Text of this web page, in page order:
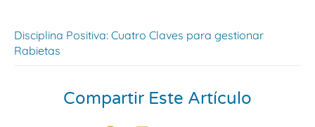
Disciplina Positiva: Cuatro Claves para gestionar
Rabietas
Compartir Este Artículo